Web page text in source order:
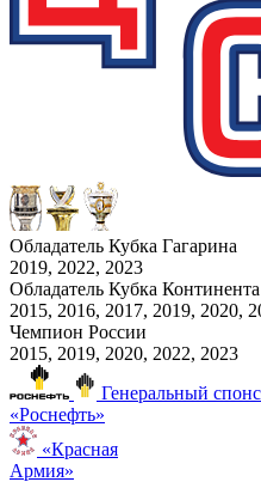
Обладатель Кубка Гагарина
2019, 2022, 2023
Обладатель Кубка
2015, 2016, 2017, 2019, 2020,
Чемпион России
2015, 2019, 2020, 2022, 2023
Генеральный
«Роснефть»
«Красная
Армия»